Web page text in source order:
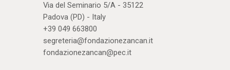
Via del Seminario 5/A - 35122
Padova (PD) - Italy
+39 049 663800
segreteria@fondazionezancan.it
fondazionezancan@pec.it